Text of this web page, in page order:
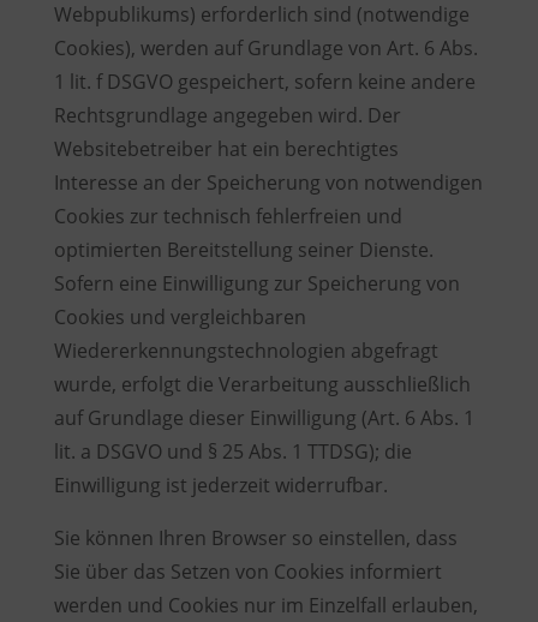
Webpublikums) erforderlich sind (notwendige
Cookies), werden auf Grundlage von Art. 6 Abs.
1 lit. f DSGVO gespeichert, sofern keine andere
Rechtsgrundlage angegeben wird. Der
Websitebetreiber hat ein berechtigtes
Interesse an der Speicherung von notwendigen
Cookies zur technisch fehlerfreien und
optimierten Bereitstellung seiner Dienste.
Sofern eine Einwilligung zur Speicherung von
Cookies und vergleichbaren
Wiedererkennungstechnologien abgefragt
wurde, erfolgt die Verarbeitung ausschließlich
auf Grundlage dieser Einwilligung (Art. 6 Abs. 1
lit. a DSGVO und § 25 Abs. 1 TTDSG); die
Einwilligung ist jederzeit widerrufbar.
Sie können Ihren Browser so einstellen, dass
Sie über das Setzen von Cookies informiert
werden und Cookies nur im Einzelfall erlauben,